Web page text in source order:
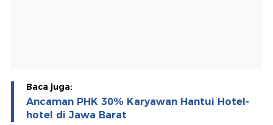
Baca juga:
Ancaman PHK 30% Karyawan Hantui Hotel-
hotel di Jawa Barat